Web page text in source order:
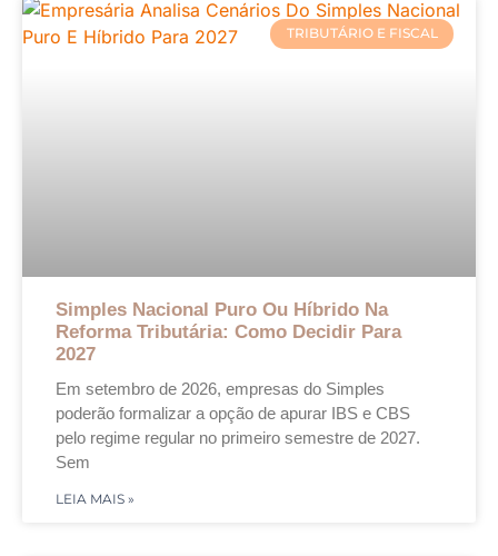
TRIBUTÁRIO E FISCAL
Simples Nacional Puro Ou Híbrido Na
Reforma Tributária: Como Decidir Para
2027
Em setembro de 2026, empresas do Simples
poderão formalizar a opção de apurar IBS e CBS
pelo regime regular no primeiro semestre de 2027.
Sem
LEIA MAIS »